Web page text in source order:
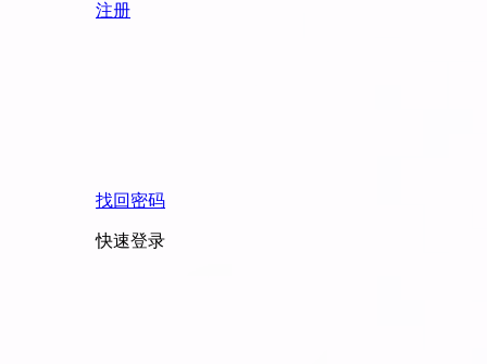
注册
找回密码
快速登录